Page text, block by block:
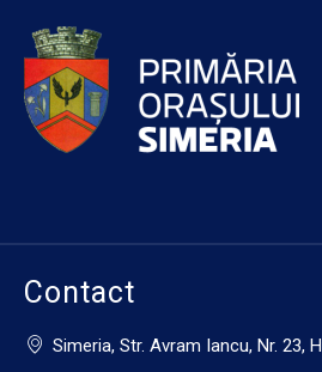
Contact
Simeria, Str. Avram Iancu, Nr. 23,